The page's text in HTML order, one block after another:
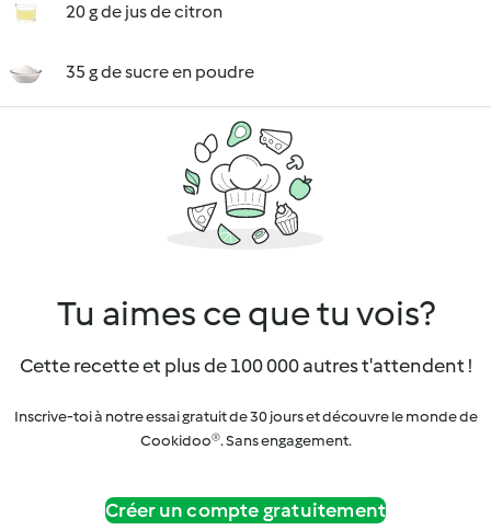
20 g de jus de citron
35 g de sucre en poudre
Tu aimes ce que tu vois?
Cette recette et plus de 100 000 autres t'attendent !
Inscrive-toi à notre essai gratuit de 30 jours et découvre le monde de
Cookidoo®. Sans engagement.
Créer un compte gratuitement